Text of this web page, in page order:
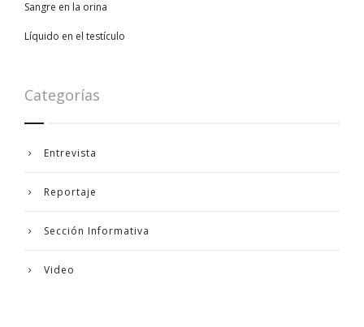
Sangre en la orina
Líquido en el testículo
Categorías
Entrevista
Reportaje
Sección Informativa
Video